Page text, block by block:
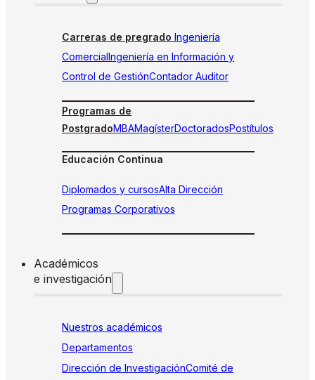
Carreras de pregrado Ingeniería
ComercialIngeniería en Información y
Control de GestiónContador Auditor
Programas de
PostgradoMBAMagísterDoctoradosPostítulos
Educación Continua
Diplomados y cursosAlta Dirección
Programas Corporativos
Académicos
e investigación
Nuestros académicos
Departamentos
Dirección de InvestigaciónComité de